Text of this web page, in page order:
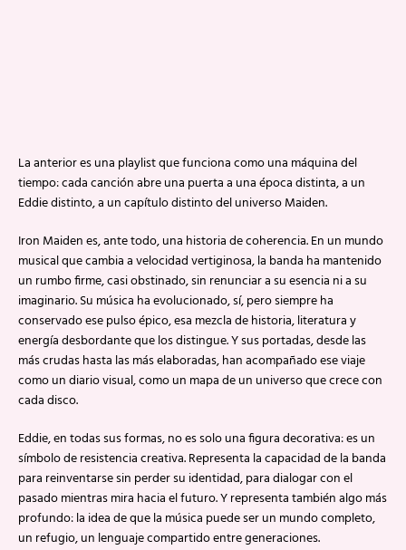
La anterior es una playlist que funciona como una máquina del
tiempo: cada canción abre una puerta a una época distinta, a un
Eddie distinto, a un capítulo distinto del universo Maiden.
Iron Maiden es, ante todo, una historia de coherencia. En un mundo
musical que cambia a velocidad vertiginosa, la banda ha mantenido
un rumbo firme, casi obstinado, sin renunciar a su esencia ni a su
imaginario. Su música ha evolucionado, sí, pero siempre ha
conservado ese pulso épico, esa mezcla de historia, literatura y
energía desbordante que los distingue. Y sus portadas, desde las
más crudas hasta las más elaboradas, han acompañado ese viaje
como un diario visual, como un mapa de un universo que crece con
cada disco.
Eddie, en todas sus formas, no es solo una figura decorativa: es un
símbolo de resistencia creativa. Representa la capacidad de la banda
para reinventarse sin perder su identidad, para dialogar con el
pasado mientras mira hacia el futuro. Y representa también algo más
profundo: la idea de que la música puede ser un mundo completo,
un refugio, un lenguaje compartido entre generaciones.